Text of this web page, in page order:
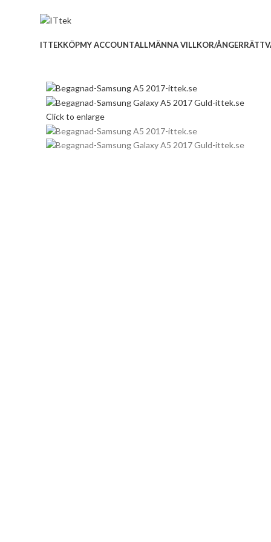
ITTEKKÖPMY ACCOUNTALLMÄNNA VILLKOR/ÅNGERRÄTT
Click to enlarge